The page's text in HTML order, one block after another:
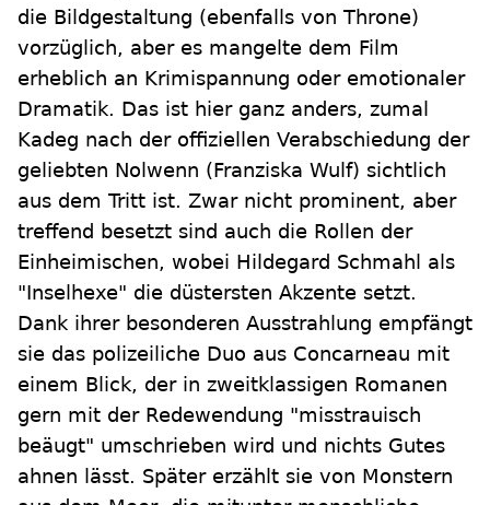
die Bildgestaltung (ebenfalls von Throne)
vorzüglich, aber es mangelte dem Film
erheblich an Krimispannung oder emotionaler
Dramatik. Das ist hier ganz anders, zumal
Kadeg nach der offiziellen Verabschiedung der
geliebten Nolwenn (Franziska Wulf) sichtlich
aus dem Tritt ist. Zwar nicht prominent, aber
treffend besetzt sind auch die Rollen der
Einheimischen, wobei Hildegard Schmahl als
"Inselhexe" die düstersten Akzente setzt.
Dank ihrer besonderen Ausstrahlung empfängt
sie das polizeiliche Duo aus Concarneau mit
einem Blick, der in zweitklassigen Romanen
gern mit der Redewendung "misstrauisch
beäugt" umschrieben wird und nichts Gutes
ahnen lässt. Später erzählt sie von Monstern